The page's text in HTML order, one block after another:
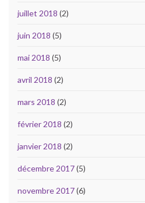
juillet 2018 (2)
juin 2018 (5)
mai 2018 (5)
avril 2018 (2)
mars 2018 (2)
février 2018 (2)
janvier 2018 (2)
décembre 2017(5)
novembre 2017(6)